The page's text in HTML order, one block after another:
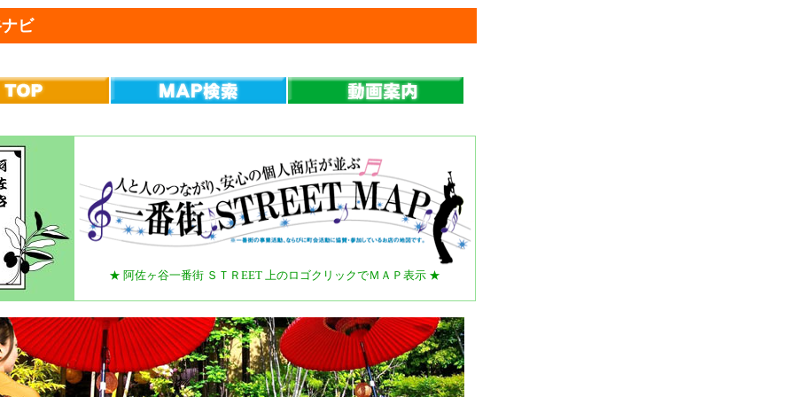
ビ
★ 阿佐ヶ谷一番街 ＳＴＲEET 上のロゴクリックでＭＡＰ表示 ★